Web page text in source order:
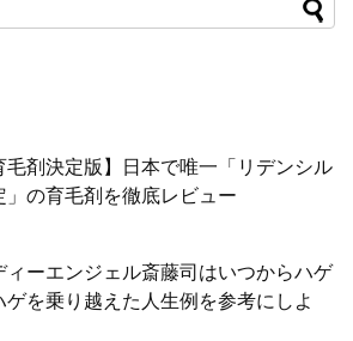
毛剤決定版】日本で唯一「リデンシル
」の育毛剤を徹底レビュー
ィーエンジェル斎藤司はいつからハゲ
ゲを乗り越えた人生例を参考にしよ